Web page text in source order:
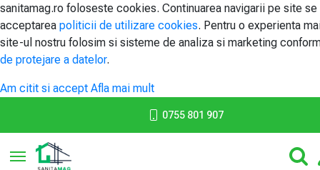
sanitamag.ro foloseste cookies. Continuarea navigarii pe site
acceptarea politicii de utilizare cookies. Pentru o experienta
site-ul nostru folosim si sisteme de analiza si marketing
de protejare a datelor.
Am citit si accept Afla mai mult
0755 801 907
Toggle navigation